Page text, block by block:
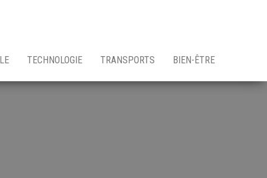
TECHNOLOGIE TRANSPORTS BIEN-ÊTRE